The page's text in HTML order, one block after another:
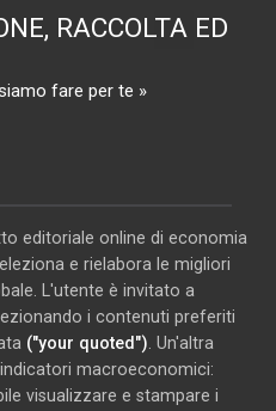
RACCOLTA ED
fare per te »
editoriale online di economia
e rielabora le migliori
L'utente è invitato a
i contenuti preferiti
("your quoted") . Un'altra
macroeconomici:
visualizzare e stampare i